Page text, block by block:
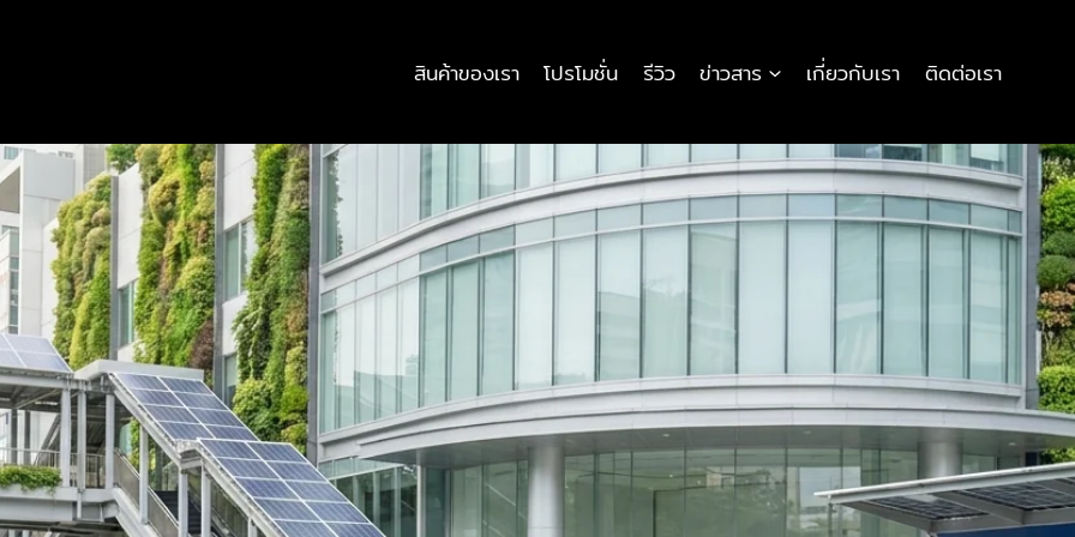
สินค้าของเรา โปรโมชั่น รีวิว ข่าวสาร เกี่ยวกับเรา ติดต่อเรา